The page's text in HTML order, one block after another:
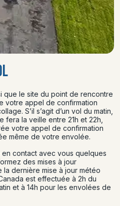
que le site du point de rencontre
votre appel de confirmation
S’il s’agit d’un vol du matin,
la veille entre 21h et 22h,
votre appel de confirmation
même de votre envolée.
contact avec vous quelques
des mises à jour
dernière mise à jour météo
est effectuée à 2h du
et à 14h pour les envolées de